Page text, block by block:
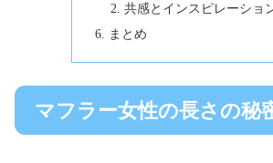
共感とインスピレーショ
まとめ
マフラー女性の長さの秘